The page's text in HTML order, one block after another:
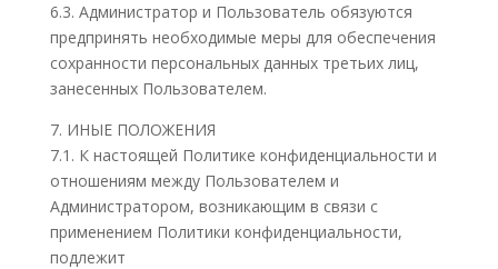
6.3. Администратор и Пользователь обязуются
предпринять необходимые меры для обеспечения
сохранности персональных данных третьих лиц,
занесенных Пользователем.
7. ИНЫЕ ПОЛОЖЕНИЯ
7.1. К настоящей Политике конфиденциальности и
отношениям между Пользователем и
Администратором, возникающим в связи с
применением Политики конфиденциальности,
подлежит